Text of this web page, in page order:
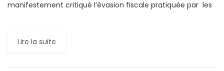
manifestement critiqué l’évasion fiscale pratiquée par les
Lire la suite